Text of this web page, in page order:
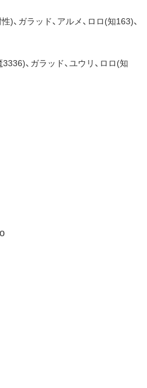
)、ガラッド、アルメ、ロロ(知163)、
、ガラッド、ユウリ、ロロ(知